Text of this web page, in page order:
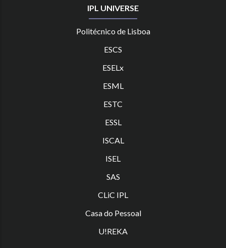
IPL UNIVERSE
Politécnico de Lisboa
ESCS
ESELx
ESML
ESTC
ESSL
ISCAL
ISEL
SAS
CLiC IPL
Casa do Pessoal
U!REKA